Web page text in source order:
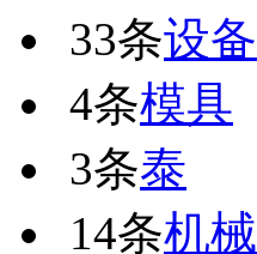
33条设备
4条模具
3条泰
14条机械